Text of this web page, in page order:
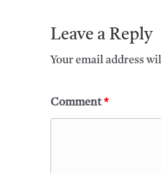
Leave a Reply
Your email address
Comment*